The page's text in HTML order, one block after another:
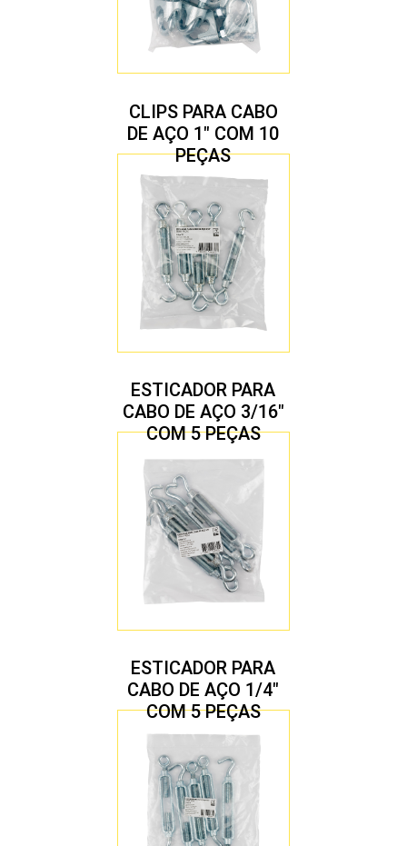
CLIPS PARA CABO
DE AÇO 1″ COM 10
PEÇAS
ESTICADOR PARA
CABO DE AÇO 3/16″
COM 5 PEÇAS
ESTICADOR PARA
CABO DE AÇO 1/4″
COM 5 PEÇAS